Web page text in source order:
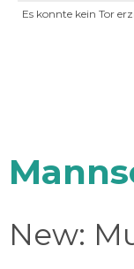
Es konnte kein Tor
New: